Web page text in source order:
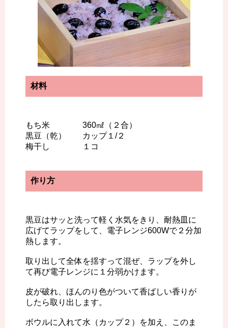
材料
もち米 360㎖（２合）
黒豆（乾） カップ１/２
梅干し １コ
作り方
黒豆はサッと洗って軽く水気をきり、耐熱皿に
広げてラップをして、電子レンジ600Wで２分加
熱します。
取り出して全体を揺すって混ぜ、ラップを外し
て再び電子レンジに１分弱かけます。
皮が破れ、ほんのり色がついて香ばしい香りが
したら取り出します。
ボウルに入れて水（カップ２）を加え、このま